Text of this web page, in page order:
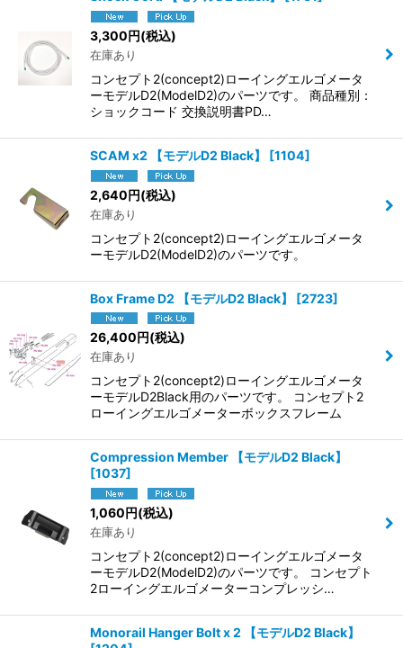
3,300円(税込)
在庫あり
コンセプト2(concept2)ローイングエルゴメータ
ーモデルD2(ModelD2)のパーツです。 商品種別：
ショックコード 交換説明書PD…
SCAM x2 【モデルD2 Black】 [1104]
2,640円(税込)
在庫あり
コンセプト2(concept2)ローイングエルゴメータ
ーモデルD2(ModelD2)のパーツです。
Box Frame D2 【モデルD2 Black】 [2723]
26,400円(税込)
在庫あり
コンセプト2(concept2)ローイングエルゴメータ
ーモデルD2Black用のパーツです。 コンセプト2
ローイングエルゴメーターボックスフレーム
Compression Member 【モデルD2 Black】
[1037]
1,060円(税込)
在庫あり
コンセプト2(concept2)ローイングエルゴメータ
ーモデルD2(ModelD2)のパーツです。 コンセプト
2ローイングエルゴメーターコンプレッシ…
Monorail Hanger Bolt x 2 【モデルD2 Black】